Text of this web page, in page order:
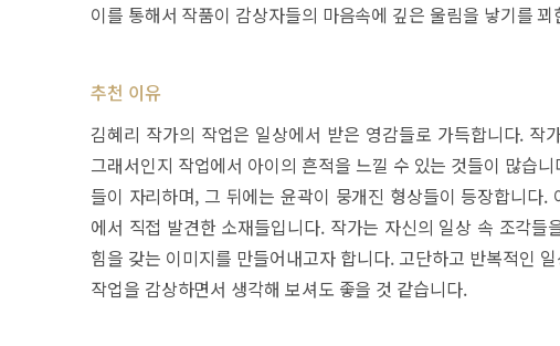
이를 통해서 작품이 감상자들의 마음속에 깊은 울림을 낳기를 꾀
추천 이유
김혜리 작가의 작업은 일상에서 받은 영감들로 가득합니다.
그래서인지 작업에서 아이의 흔적을 느낄 수 있는 것들이 많습
들이 자리하며, 그 뒤에는 윤곽이 뭉개진 형상들이 등장합니다
에서 직접 발견한 소재들입니다. 작가는 자신의 일상 속 조각
힘을 갖는 이미지를 만들어내고자 합니다. 고단하고 반복적인
작업을 감상하면서 생각해 보셔도 좋을 것 같습니다.